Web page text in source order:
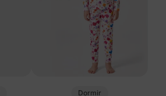
Dormir